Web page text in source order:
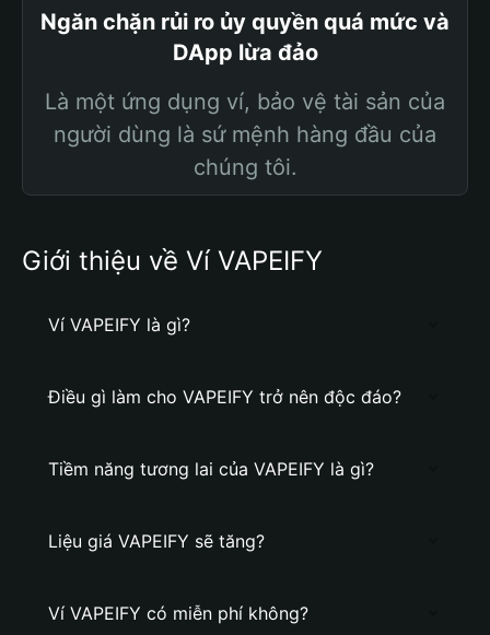
Ngăn chặn rủi ro ủy quyền quá mức và
DApp lừa đảo
Là một ứng dụng ví, bảo vệ tài sản của
người dùng là sứ mệnh hàng đầu của
chúng tôi.
Giới thiệu về Ví VAPEIFY
Ví VAPEIFY là gì?
Điều gì làm cho VAPEIFY trở nên độc đáo?
Tiềm năng tương lai của VAPEIFY là gì?
Liệu giá VAPEIFY sẽ tăng?
Ví VAPEIFY có miễn phí không?